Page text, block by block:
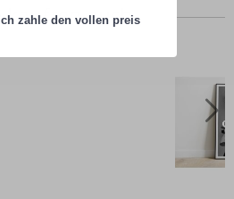
kauften auch
zahle den vollen preis